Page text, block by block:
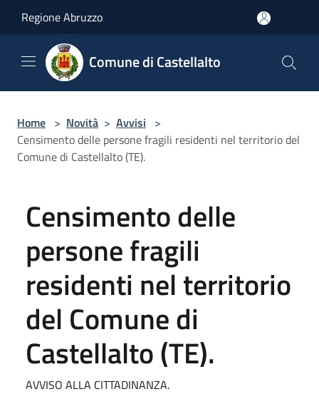
Regione Abruzzo
Comune di Castellalto
Home > Novità > Avvisi >
Censimento delle persone fragili residenti nel territorio del
Comune di Castellalto (TE).
Censimento delle
persone fragili
residenti nel territorio
del Comune di
Castellalto (TE).
AVVISO ALLA CITTADINANZA.